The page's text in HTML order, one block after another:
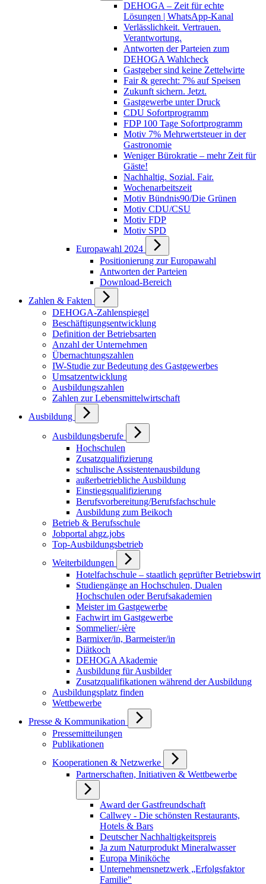
DEHOGA – Zeit für echte
Lösungen | WhatsApp-Kanal
Verlässlichkeit. Vertrauen.
Verantwortung.
Antworten der Parteien zum
DEHOGA Wahlcheck
Gastgeber sind keine Zettelwirte
Fair & gerecht: 7% auf Speisen
Zukunft sichern. Jetzt.
Gastgewerbe unter Druck
CDU Sofortprogramm
FDP 100 Tage Sofortprogramm
Motiv 7% Mehrwertsteuer in der
Gastronomie
Weniger Bürokratie – mehr Zeit für
Gäste!
Nachhaltig. Sozial. Fair.
Wochenarbeitszeit
Motiv Bündnis90/Die Grünen
Motiv CDU/CSU
Motiv FDP
Motiv SPD
Europawahl 2024
Positionierung zur Europawahl
Antworten der Parteien
Download-Bereich
Zahlen & Fakten
DEHOGA-Zahlenspiegel
Beschäftigungsentwicklung
Definition der Betriebsarten
Anzahl der Unternehmen
Übernachtungszahlen
IW-Studie zur Bedeutung des Gastgewerbes
Umsatzentwicklung
Ausbildungszahlen
Zahlen zur Lebensmittelwirtschaft
Ausbildung
Ausbildungsberufe
Hochschulen
Zusatzqualifizierung
schulische Assistentenausbildung
außerbetriebliche Ausbildung
Einstiegsqualifizierung
Berufsvorbereitung/Berufsfachschule
Ausbildung zum Beikoch
Betrieb & Berufsschule
Jobportal ahgz.jobs
Top-Ausbildungsbetrieb
Weiterbildungen
Hotelfachschule – staatlich geprüfter Betriebswirt
Studiengänge an Hochschulen, Dualen
Hochschulen oder Berufsakademien
Meister im Gastgewerbe
Fachwirt im Gastgewerbe
Sommelier/-ière
Barmixer/in, Barmeister/in
Diätkoch
DEHOGA Akademie
Ausbildung für Ausbilder
Zusatzqualifikationen während der Ausbildung
Ausbildungsplatz finden
Wettbewerbe
Presse & Kommunikation
Pressemitteilungen
Publikationen
Kooperationen & Netzwerke
Partnerschaften, Initiativen & Wettbewerbe
Award der Gastfreundschaft
Callwey - Die schönsten Restaurants,
Hotels & Bars
Deutscher Nachhaltigkeitspreis
Ja zum Naturprodukt Mineralwasser
Europa Miniköche
Unternehmensnetzwerk „Erfolgsfaktor
Familie"